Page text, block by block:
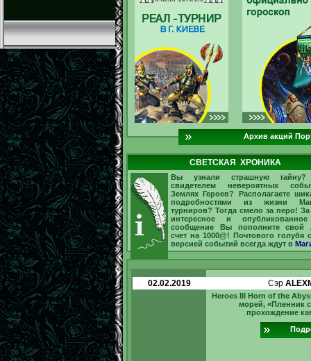
Архив акций
СВЕТСКАЯ ХРОНИКА
Вы узнали страшную тайну?
свидетелем невероятных
Землях Героев? Располагаете
подробностями из жизни
турниров? Тогда смело за перо!
интересное и
сообщение Вы пополните свой
счет на 1000@! Почтового голубя
версией событий всегда ждут в
02.02.2019 Сэр
Heroes III Horn of the
морей, «Пленник
прохождение